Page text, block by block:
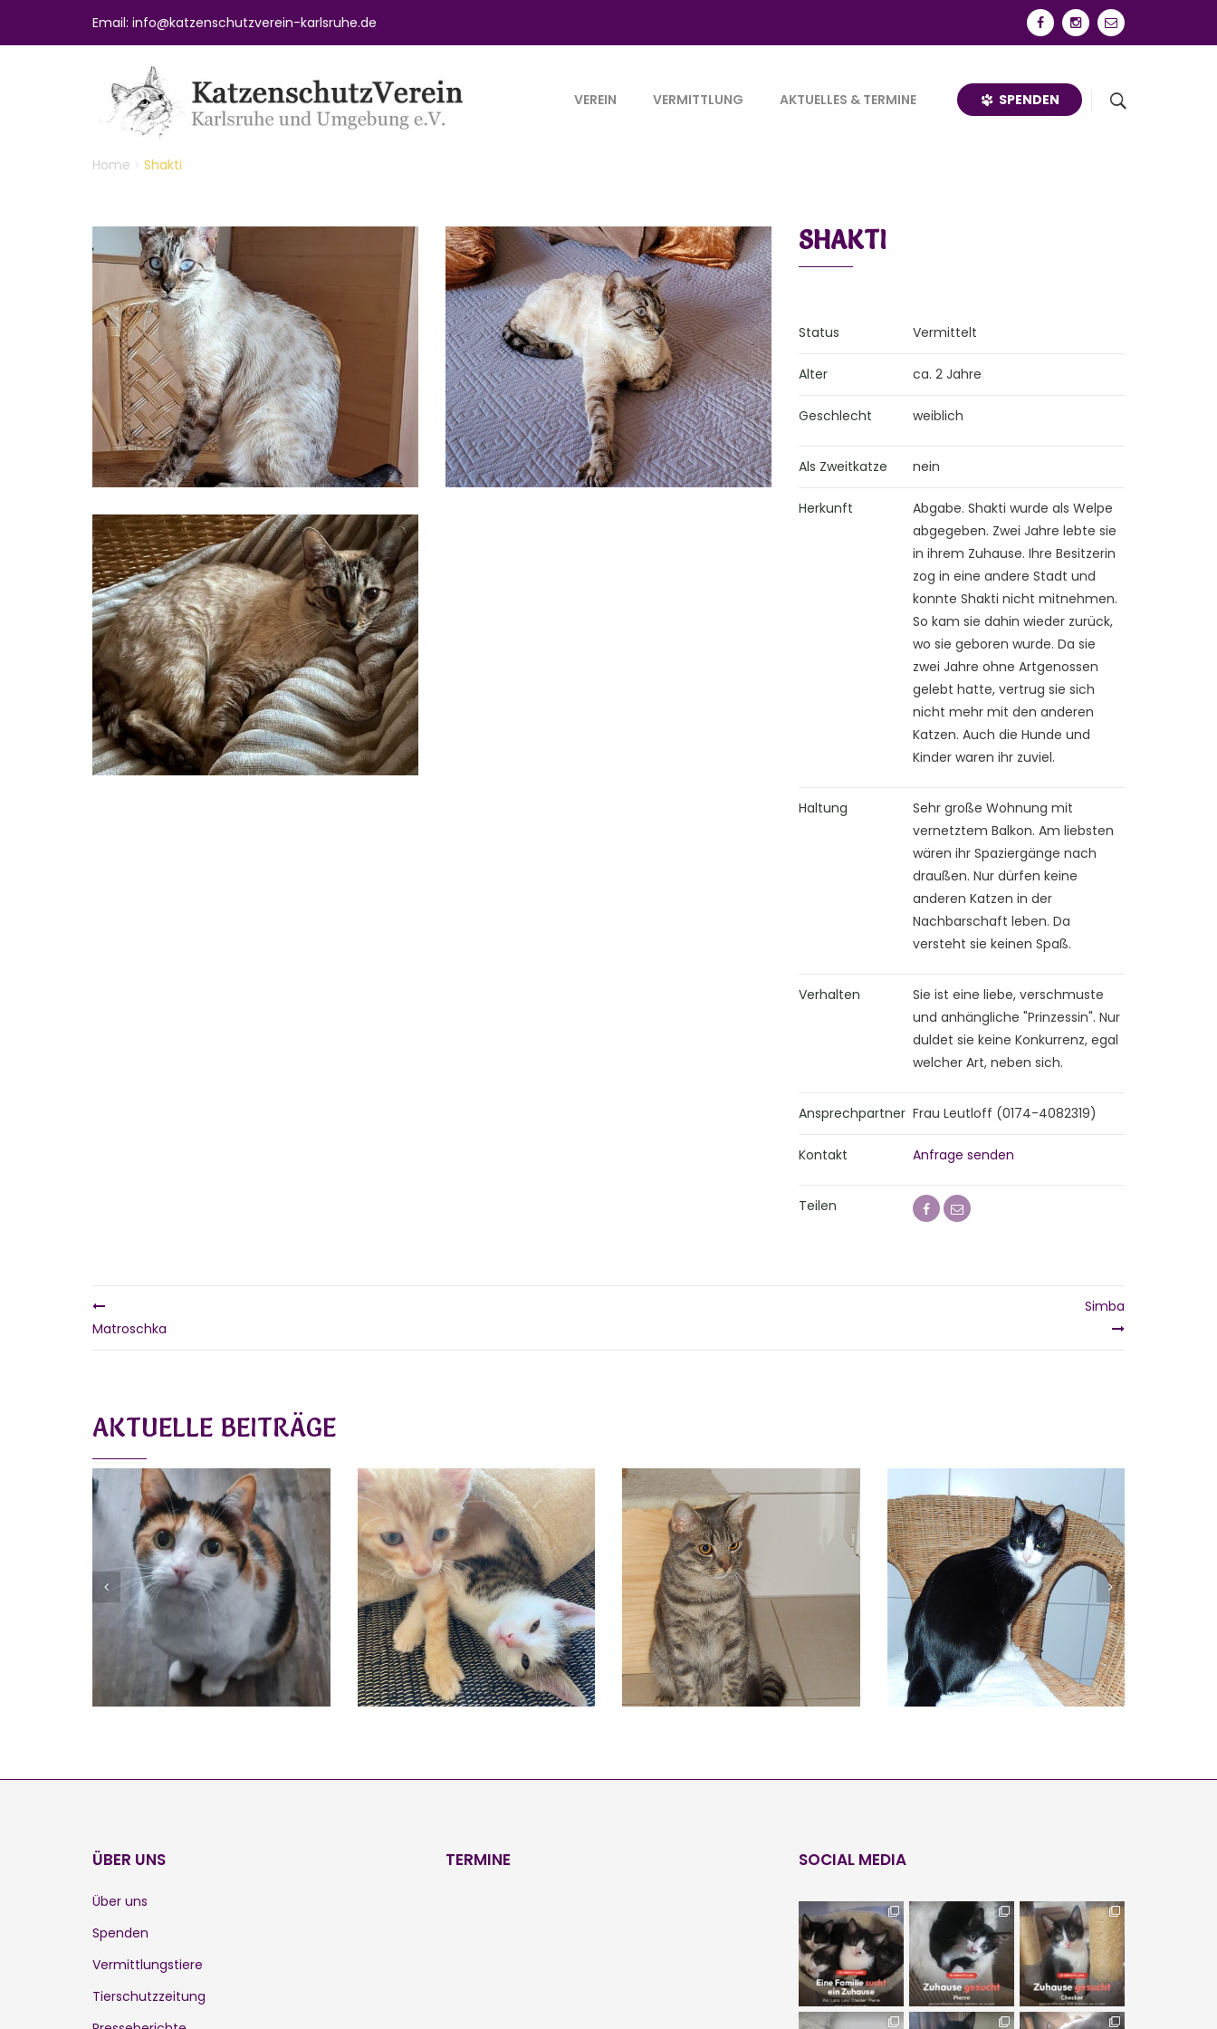
Email: info@katzenschutzverein-karlsruhe.de
VEREIN VERMITTLUNG AKTUELLES & TERMINE SPENDEN
Home Shakti
SHAKTI
Status Vermittelt
Alter ca. 2 Jahre
Geschlecht weiblich
Als Zweitkatze nein
Herkunft
Abgabe. Shakti wurde als Welpe
abgegeben. Zwei Jahre lebte sie
in ihrem Zuhause. Ihre Besitzerin
zog in eine andere Stadt und
konnte Shakti nicht mitnehmen.
So kam sie dahin wieder zurück,
wo sie geboren wurde. Da sie
zwei Jahre ohne Artgenossen
gelebt hatte, vertrug sie sich
nicht mehr mit den anderen
Katzen. Auch die Hunde und
Kinder waren ihr zuviel.
Haltung
Sehr große Wohnung mit
vernetztem Balkon. Am liebsten
wären ihr Spaziergänge nach
draußen. Nur dürfen keine
anderen Katzen in der
Nachbarschaft leben. Da
versteht sie keinen Spaß.
Verhalten
Sie ist eine liebe, verschmuste
und anhängliche "Prinzessin". Nur
duldet sie keine Konkurrenz, egal
welcher Art, neben sich.
Ansprechpartner Frau Leutloff (0174-4082319)
Kontakt Anfrage senden
Teilen
Matroschka
Simba
AKTUELLE BEITRÄGE
MIA UND FELIX DONALD, OLAF & TAPS
Vermittelt
CHICO
Vermittelt
LEA
Vermittelt
ÜBER UNS
Über uns
Spenden
Vermittlungstiere
Tierschutzzeitung
TERMINE SOCIAL MEDIA